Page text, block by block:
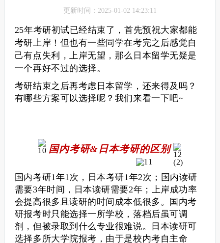
更新时间：2025-01-02 14:23:11
25年考研初试已经结束了，首先预祝大家都能
考研上岸！但也有一些同学在考完之后感觉自
己有点失利，上岸无望，那么日本留学无疑是
一个再好不过的选择。
考研结束之后再考虑日本留学，还来得及吗？
有哪些方案可以选择呢？我们来看一下吧~
国内考研&日本考研的区别
国内考研1年1次，日本考研1年2次；国内读研
需要3年时间，日本读研需要2年；上岸成功率
会提高很多且读研的时间成本低很多。
国内考
研报考时只能选择一所学校，落档后虽可调
剂，但被录取到什么专业很难说。
日本读研可
选择多所大学院报考，由于是校内考自主命